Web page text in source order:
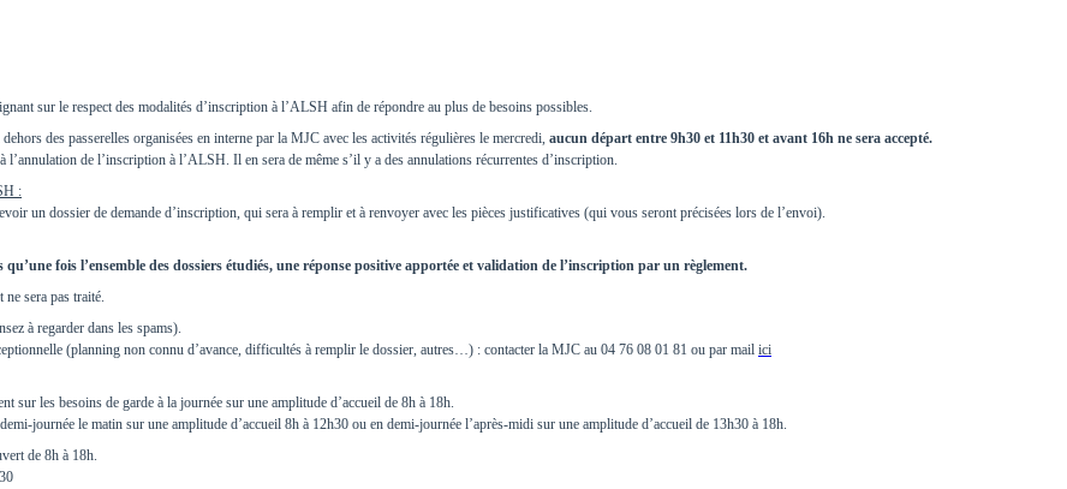
sur le respect des modalités d’inscription à l’ALSH afin de répondre au plus de besoins possibles.
des passerelles organisées en interne par la MJC avec les activités régulières le mercredi, aucun départ entre 9h30 et 11h30 et avant 16h ne sera accepté.
l’annulation de l’inscription à l’ALSH. Il en sera de même s’il y a des annulations récurrentes d’inscription.
:
un dossier de demande d’inscription, qui sera à remplir et à renvoyer avec les pièces justificatives (qui vous seront précisées lors de l’envoi).
fois l’ensemble des dossiers étudiés, une réponse positive apportée et validation de l’inscription par un règlement.
sera pas traité.
à regarder dans les spams).
(planning non connu d’avance, difficultés à remplir le dossier, autres…) : contacter la MJC au 04 76 08 01 81 ou par mail ici
sur les besoins de garde à la journée sur une amplitude d’accueil de 8h à 18h.
journée le matin sur une amplitude d’accueil 8h à 12h30 ou en demi-journée l’après-midi sur une amplitude d’accueil de 13h30 à 18h.
de 8h à 18h.